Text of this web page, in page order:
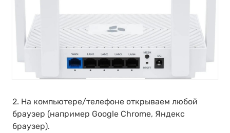
2. На компьютере/телефоне открываем любой
браузер (например Google Chrome, Яндекс
браузер).